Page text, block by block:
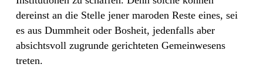
dereinst an die Stelle jener maroden Reste eines, sei
es aus Dummheit oder Bosheit, jedenfalls aber
absichtsvoll zugrunde gerichteten Gemeinwesens
treten.